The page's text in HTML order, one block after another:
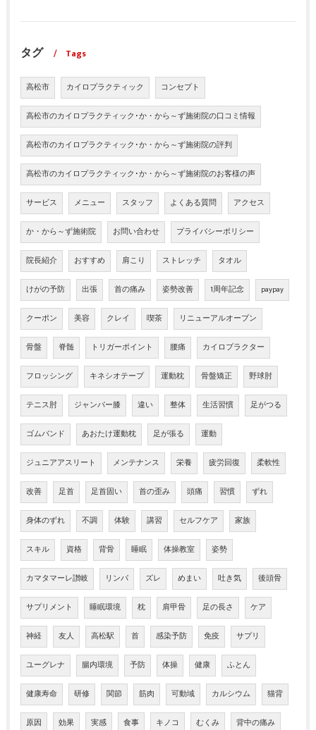
タグ Tags
高松市 カイロプラクティック コンセプト
高松市のカイロプラクティック･か・から～ず施術院の口コミ情報
高松市のカイロプラクティック･か・から～ず施術院の評判
高松市のカイロプラクティック･か・から～ず施術院のお客様の声
サービス メニュー スタッフ よくある質問 アクセス
か・から～ず施術院 お問い合わせ プライバシーポリシー
院長紹介 おすすめ 肩こり ストレッチ タオル
けがの予防 出張 首の痛み 姿勢改善 1周年記念 paypay
クーポン 美容 クレイ 喫茶 リニューアルオープン
骨盤 脊髄 トリガーポイント 腰痛 カイロプラクター
フロッシング キネシオテープ 運動枕 骨盤矯正 野球肘
テニス肘 ジャンパー膝 違い 整体 生活習慣 足がつる
ゴムバンド あおたけ運動枕 足が張る 運動
ジュニアアスリート メンテナンス 栄養 疲労回復 柔軟性
改善 足首 足首固い 首の歪み 頭痛 習慣 ずれ
身体のずれ 不調 体験 講習 セルフケア 家族
スキル 資格 背骨 睡眠 体操教室 姿勢
カマタマーレ讃岐 リンパ ズレ めまい 吐き気 後頭骨
サプリメント 睡眠環境 枕 肩甲骨 足の長さ ケア
神経 友人 高松駅 首 感染予防 免疫 サプリ
ユーグレナ 腸内環境 予防 体操 健康 ふとん
健康寿命 研修 関節 筋肉 可動域 カルシウム 猫背
原因 効果 実感 食事 キノコ むくみ 背中の痛み